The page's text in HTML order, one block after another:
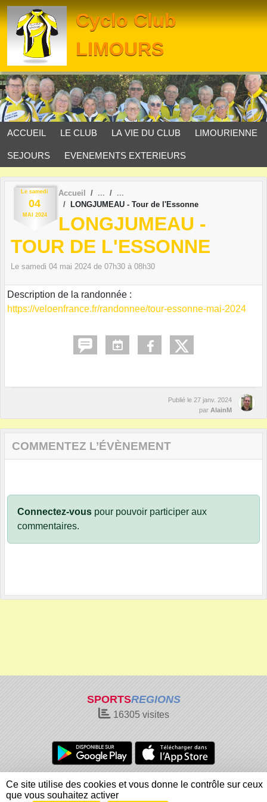
Cyclo Club
LIMOURS
ACCUEIL LE CLUB LA VIE DU CLUB LIMOURIENNE
SEJOURS EVENEMENTS EXTERIEURS
Le samedi
04
MAI 2024
Accueil
LONGJUMEAU - Tour de l'Essonne
LONGJUMEAU -
TOUR DE L'ESSONNE
Le samedi 04 mai 2024 de 07h30 à 08h30
Description de la randonnée :
https://veloenfrance.fr/randonnee/tour-essonne-mai-2024
Publié le 27 janv. 2024
par AlainM
COMMENTEZ L’ÉVÈNEMENT
Connectez-vous pour pouvoir participer aux
commentaires.
SPORTSREGIONS
16305visites
Charte cookies
Gestion des cookies
Informations légales
Signaler un contenu inapproprié
Panneau de gestion des cookies
Ce site utilise des cookies et vous donne le contrôle sur ceux
que vous souhaitez activer